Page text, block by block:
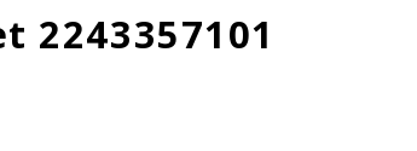
2243357101